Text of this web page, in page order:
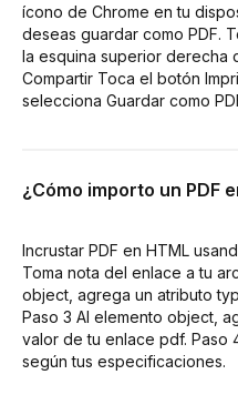
ícono de Chrome en tu
deseas guardar como PDF.
la esquina superior derecha
Compartir Toca el botón
selecciona Guardar como
¿Cómo importo un PDF
Incrustar PDF en HTML
Toma nota del enlace a tu
object, agrega un atributo
Paso 3 Al elemento object,
valor de tu enlace pdf. Paso
según tus especificaciones.